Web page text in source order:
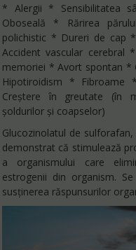
* Alergii * Sensibilitatea
Oboseală * Rărirea
polichistic * Dureri de cap
Accident vascular
memoriei * Avort spontan *
Hipotiroidism *
Creștere în greutate (în
șoldurilor și coapselor)
Glucozinolatul de
demonstrat că stimulează
a organismului care
estrogenii din organism.
susținerea răspunsurilor